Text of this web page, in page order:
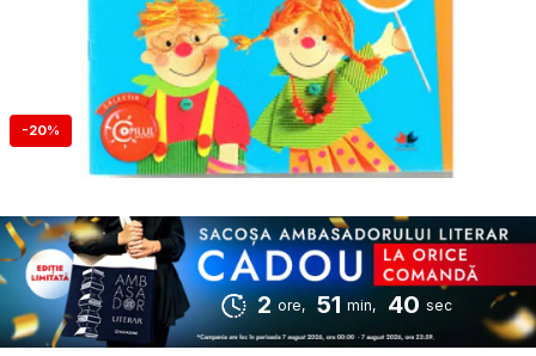
-20%
2 ore, 51 min, 40 sec